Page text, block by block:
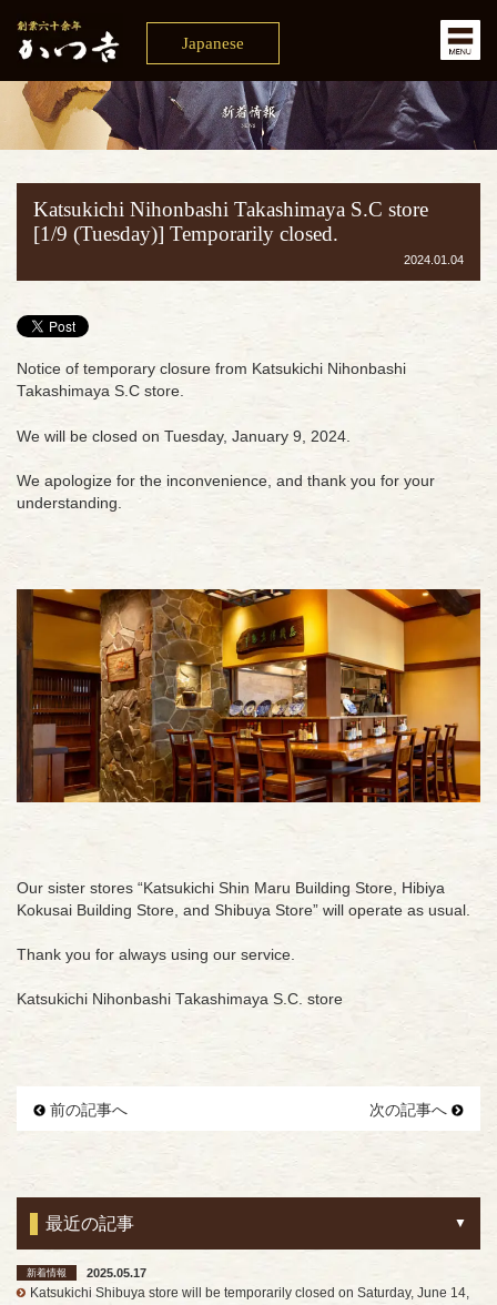
Japanese
Katsukichi Nihonbashi Takashimaya S.C store
[1/9 (Tuesday)] Temporarily closed.
2024.01.04
Notice of temporary closure from Katsukichi Nihonbashi
Takashimaya S.C store.
We will be closed on Tuesday, January 9, 2024.
We apologize for the inconvenience, and thank you for your
understanding.
Our sister stores “Katsukichi Shin Maru Building Store, Hibiya
Kokusai Building Store, and Shibuya Store” will operate as usual.
Thank you for always using our service.
Katsukichi Nihonbashi Takashimaya S.C. store
前の記事へ 次の記事へ
最近の記事
新着情報
2025.05.17
Katsukichi Shibuya store will be temporarily closed on Saturday, June 14,